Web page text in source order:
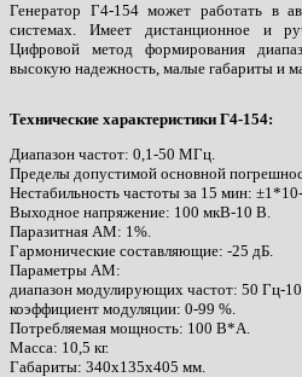
Генератор Г4-154 может работать в
системах. Имеет дистанционное и
Цифровой метод формирования
высокую надежность, малые габариты и
Технические характеристики Г4-154:
Диапазон частот: 0,1-50 МГц.
Пределы допустимой основной
Нестабильность частоты за 15 мин:
Выходное напряжение: 100 мкВ-10 В.
Паразитная AM: 1%.
Гармонические составляющие: -25 дБ.
Параметры AM:
диапазон модулирующих частот: 50 Гц-
коэффициент модуляции: 0-99 %.
Потребляемая мощность: 100 В*А.
Масса: 10,5 кг.
Габариты: 340х135х405 мм.